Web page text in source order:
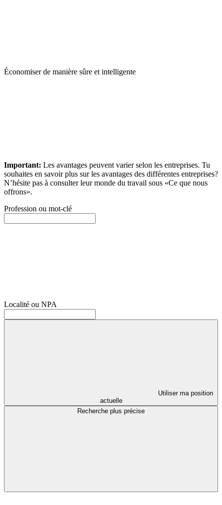
Économiser de manière sûre et intelligente
Important: Les avantages peuvent varier selon les entreprises. Tu
souhaites en savoir plus sur les avantages des différentes entreprises?
N’hésite pas à consulter leur monde du travail sous «Ce que nous
offrons».
Profession ou mot-clé
Localité ou NPA
Utiliser ma position
actuelle